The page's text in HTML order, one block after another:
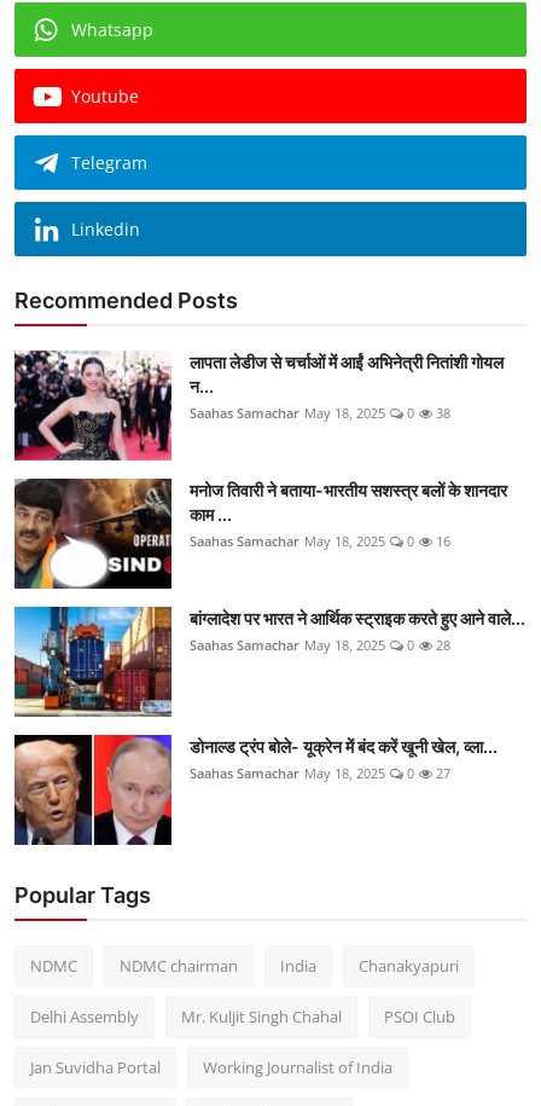
Whatsapp
Youtube
Telegram
Linkedin
Recommended Posts
लापता लेडीज से चर्चाओं में आईं अभिनेत्री नितांशी गोयल
न...
Saahas Samachar May 18, 2025 0 38
मनोज तिवारी ने बताया-भारतीय सशस्त्र बलों के शानदार
काम ...
Saahas Samachar May 18, 2025 0 16
बांग्लादेश पर भारत ने आर्थिक स्ट्राइक करते हुए आने वाले...
Saahas Samachar May 18, 2025 0 28
डोनाल्ड ट्रंप बोले- यूक्रेन में बंद करें खूनी खेल, व्ला...
Saahas Samachar May 18, 2025 0 27
Popular Tags
NDMC NDMC chairman India Chanakyapuri
Delhi Assembly Mr. Kuljit Singh Chahal PSOI Club
Jan Suvidha Portal Working Journalist of India